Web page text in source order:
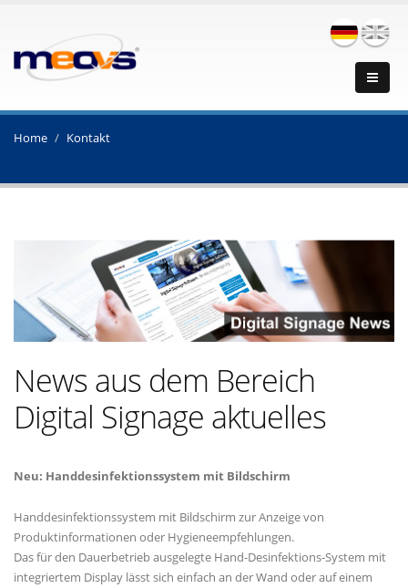
Home Kontakt
News aus dem Bereich
Digital Signage aktuelles
Neu: Handdesinfektionssystem mit Bildschirm
Handdesinfektionssystem mit Bildschirm zur Anzeige von
Produktinformationen oder Hygieneempfehlungen.
Das für den Dauerbetrieb ausgelegte Hand-Desinfektions-System mit
integriertem Display lässt sich einfach an der Wand oder auf einem